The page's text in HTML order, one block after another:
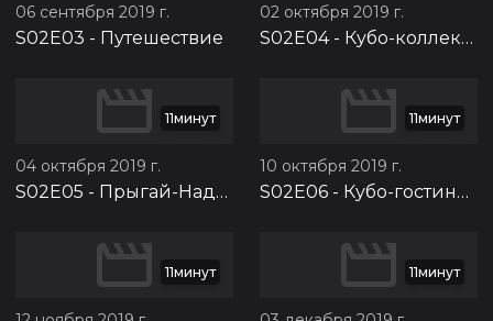
06 сентября 2019 г.
S02E03 - Путешествие
02 октября 2019 г.
S02E04- Кубо-коллекция
11минут
04 октября 2019 г.
S02E05 - Прыгай-Надувай!
11минут
10 октября 2019 г.
S02E06 - Кубо-гостиница
11минут 11минут